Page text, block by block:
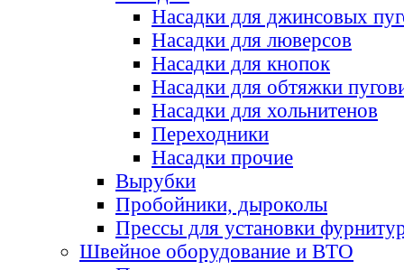
Насадки для джинсовых
Насадки для люверсов
Насадки для кнопок
Насадки для обтяжки
Насадки для хольнитенов
Переходники
Насадки прочие
Вырубки
Пробойники, дыроколы
Прессы для установки
Швейное оборудование и ВТО